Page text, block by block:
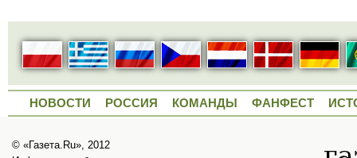
НОВОСТИ РОССИЯ КОМАНДЫ ФАНФЕСТ
© «Газета.Ru», 2012